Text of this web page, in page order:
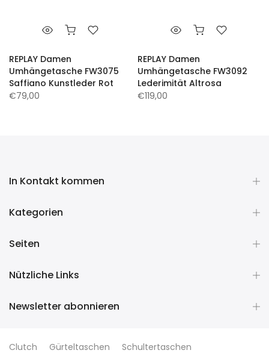
REPLAY Damen
Umhängetasche FW3075
Saffiano Kunstleder Rot
€79,00
REPLAY Damen
Umhängetasche FW3092
Lederimität Altrosa
€119,00
In Kontakt kommen
Kategorien
Seiten
Nützliche Links
Newsletter abonnieren
Clutch Gürteltaschen Schultertaschen